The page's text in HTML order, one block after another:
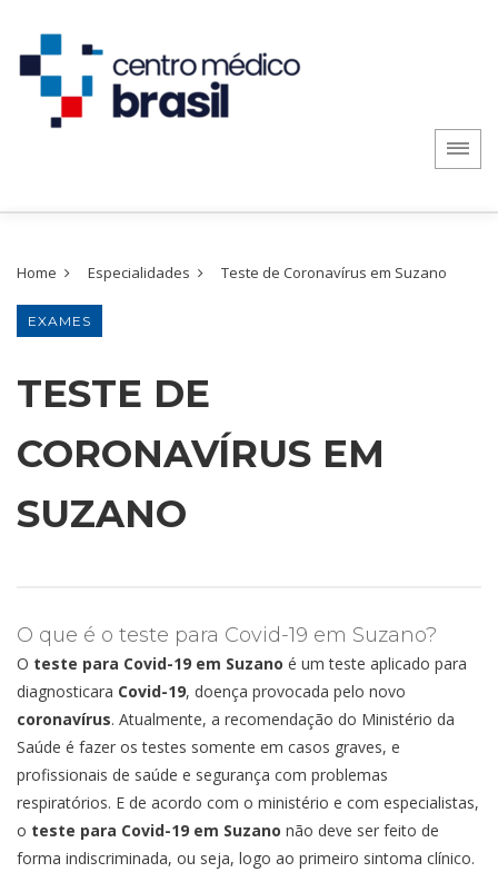
Home Especialidades Teste de Coronavírus em Suzano
EXAMES
TESTE DE
CORONAVÍRUS EM
SUZANO
O que é o teste para Covid-19 em Suzano?
O teste para Covid-19 em Suzano é um teste aplicado para
diagnosticara Covid-19, doença provocada pelo novo
coronavírus. Atualmente, a recomendação do Ministério da
Saúde é fazer os testes somente em casos graves, e
profissionais de saúde e segurança com problemas
respiratórios. E de acordo com o ministério e com especialistas,
o teste para Covid-19 em Suzano não deve ser feito de
forma indiscriminada, ou seja, logo ao primeiro sintoma clínico.